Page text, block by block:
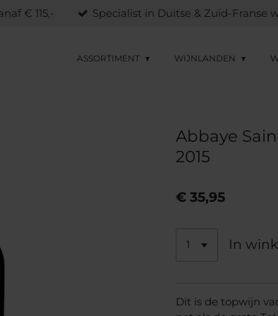
€ 115,- Specialist in Duitse & Zuid-Franse
ASSORTIMENT WIJNLANDEN
Abbaye
2015
€ 35,95
In
Dit is de topwijn